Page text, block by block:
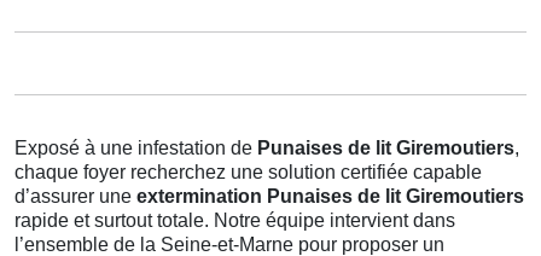
Exposé à une infestation de Punaises de lit Giremoutiers,
chaque foyer recherchez une solution certifiée capable
d’assurer une extermination Punaises de lit Giremoutiers
rapide et surtout totale. Notre équipe intervient dans
l’ensemble de la Seine-et-Marne pour proposer un